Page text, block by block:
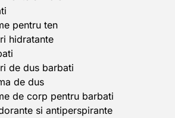
pentru ten
hidratante
de dus barbati
de dus
de corp pentru barbati
si antiperspirante